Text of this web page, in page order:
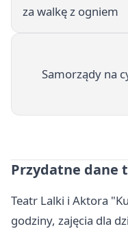
za walkę z ogniem
Samorządy na
Przydatne dane
Teatr Lalki i Aktora
godziny, zajęcia dla